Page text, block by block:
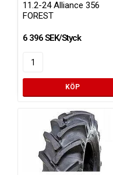
11.2-24 Alliance 356
FOREST
6 396 SEK/Styck
KÖP